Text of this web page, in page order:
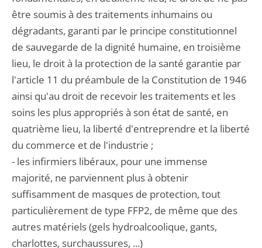
être soumis à des traitements inhumains ou
dégradants, garanti par le principe constitutionnel
de sauvegarde de la dignité humaine, en troisième
lieu, le droit à la protection de la santé garantie par
l'article 11 du préambule de la Constitution de 1946
ainsi qu'au droit de recevoir les traitements et les
soins les plus appropriés à son état de santé, en
quatrième lieu, la liberté d'entreprendre et la liberté
du commerce et de l'industrie ;
- les infirmiers libéraux, pour une immense
majorité, ne parviennent plus à obtenir
suffisamment de masques de protection, tout
particulièrement de type FFP2, de même que des
autres matériels (gels hydroalcoolique, gants,
charlottes, surchaussures, ...)